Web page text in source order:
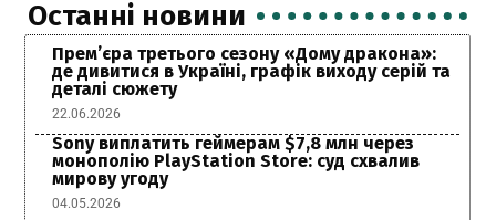
Останні новини
Прем’єра третього сезону «Дому дракона»:
де дивитися в Україні, графік виходу серій та
деталі сюжету
22.06.2026
Sony виплатить геймерам $7,8 млн через
монополію PlayStation Store: суд схвалив
мирову угоду
04.05.2026